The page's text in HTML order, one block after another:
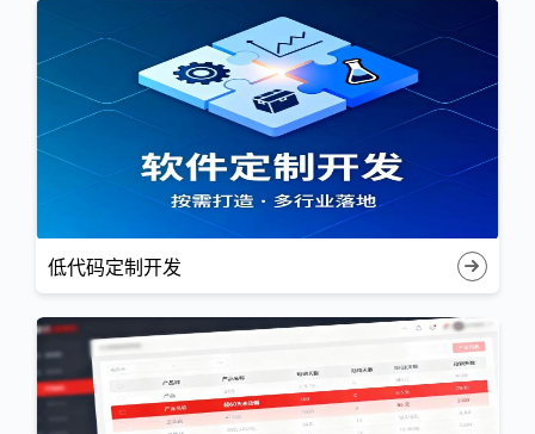
低代码定制开发